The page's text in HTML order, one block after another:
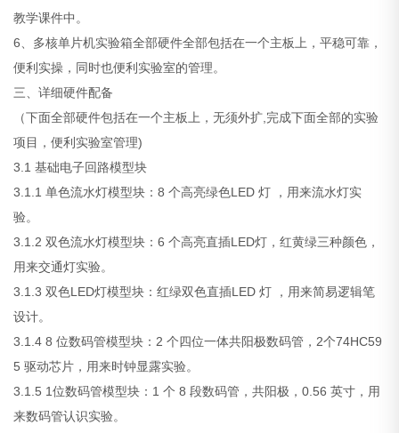
教学课件中。
6、多核单片机实验箱全部硬件全部包括在一个主板上，平稳可靠，
便利实操，同时也便利实验室的管理。
三、详细硬件配备
（下面全部硬件包括在一个主板上，无须外扩,完成下面全部的实验
项目，便利实验室管理)
3.1 基础电子回路模型块
3.1.1 单色流水灯模型块：8 个高亮绿色LED 灯 ，用来流水灯实
验。
3.1.2 双色流水灯模型块：6 个高亮直插LED灯，红黄绿三种颜色，
用来交通灯实验。
3.1.3 双色LED灯模型块：红绿双色直插LED 灯 ，用来简易逻辑笔
设计。
3.1.4 8 位数码管模型块：2 个四位一体共阳极数码管，2个74HC59
5 驱动芯片，用来时钟显露实验。
3.1.5 1位数码管模型块：1 个 8 段数码管，共阳极，0.56 英寸，用
来数码管认识实验。